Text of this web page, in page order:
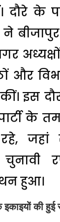
दौरे के
अध्यक्षों
और
इस
के
हुआ।
की हुई